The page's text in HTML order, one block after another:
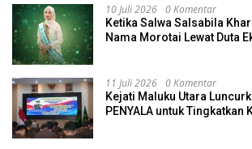
10 Juli 2026 0 Komentar
Ketika Salwa Salsabila
Nama Morotai Lewat Duta
11 Juli 2026 0 Komentar
Kejati Maluku Utara
PENYALA untuk Tingkatkan